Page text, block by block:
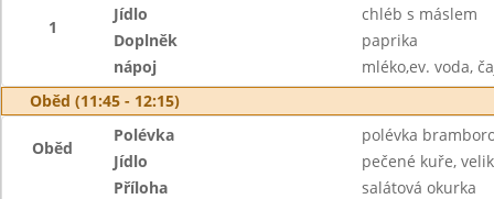
1
Jídlo
chléb s máslem
Doplněk
paprika
nápoj
mléko,ev. voda,
Oběd (11:45 - 12:15)
Oběd
Polévka
polévka
Jídlo
pečené kuře,
Příloha
salátová okurka